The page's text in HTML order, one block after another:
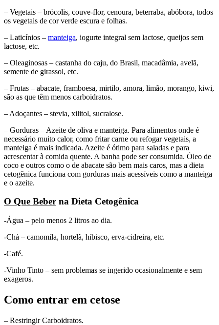
– Vegetais – brócolis, couve-flor, cenoura, beterraba, abóbora, todos
os vegetais de cor verde escura e folhas.
– Laticínios – manteiga, iogurte integral sem lactose, queijos sem
lactose, etc.
– Oleaginosas – castanha do caju, do Brasil, macadâmia, avelã,
semente de girassol, etc.
– Frutas – abacate, framboesa, mirtilo, amora, limão, morango, kiwi,
são as que têm menos carboidratos.
– Adoçantes – stevia, xilitol, sucralose.
– Gorduras – Azeite de oliva e manteiga. Para alimentos onde é
necessário muito calor, como fritar carne ou refogar vegetais, a
manteiga é mais indicada. Azeite é ótimo para saladas e para
acrescentar à comida quente. A banha pode ser consumida. Óleo de
coco e outros como o de abacate são bem mais caros, mas a dieta
cetogênica funciona com gorduras mais acessíveis como a manteiga
e o azeite.
O Que Beber na Dieta Cetogênica
-Água – pelo menos 2 litros ao dia.
-Chá – camomila, hortelã, hibisco, erva-cidreira, etc.
-Café.
-Vinho Tinto – sem problemas se ingerido ocasionalmente e sem
exageros.
Como entrar em cetose
– Restringir Carboidratos.